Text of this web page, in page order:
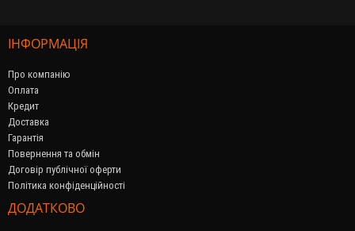
ІНФОРМАЦІЯ
Про компанію
Оплата
Кредит
Доставка
Гарантія
Повернення та обмін
Договір публічної оферти
Політика конфіденційності
ДОДАТКОВО